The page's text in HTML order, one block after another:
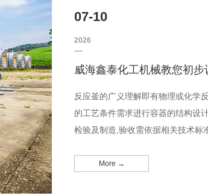
07-10
2026
威海鑫泰化工机械教您初步
反应釜的广义理解即有物理或化学
的工艺条件需求进行容器的结构设
检验及制造,验收需依据相关技术标
More →